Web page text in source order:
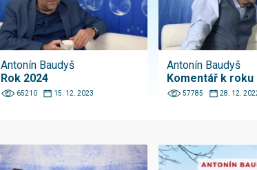
Antonín Baudyš
Rok 2024
65210 15. 12. 2023
Antonín Baudyš
Komentář k roku
57785 28. 12.